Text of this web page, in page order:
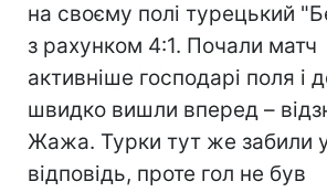
на своєму полі турецький
з рахунком 4:1. Почали матч
активніше господарі поля і
швидко вишли вперед –
Жажа. Турки тут же забили
відповідь, проте гол не був